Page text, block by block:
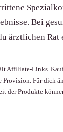
Bei
ärztlichen Rat
Affiliate-Links.
Für dich
der Produkte